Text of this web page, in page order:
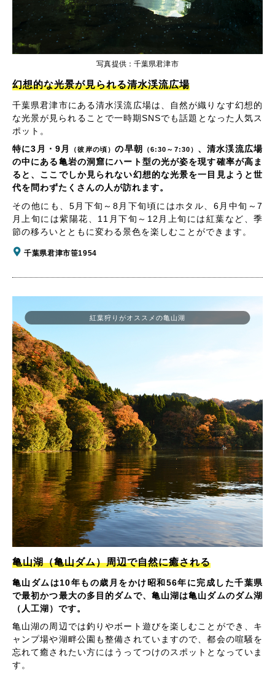
写真提供：千葉県君津市
幻想的な光景が見られる清水渓流広場
千葉県君津市にある清水渓流広場は、自然が織りなす幻想的
な光景が見られることで一時期SNSでも話題となった人気ス
ポット。
特に3月・9月
（彼岸の頃）の早朝 （6:30～7:30） 、清水渓流広場
の中にある亀岩の洞窟にハート型の光が姿を現す確率が高ま
ると、ここでしか見られない幻想的な光景を一目見ようと世
代を問わずたくさんの人が訪れます。
その他にも、5月下旬～8月下旬頃にはホタル、6月中旬～7
月上旬には紫陽花、11月下旬～12月上旬には紅葉など、季
節の移ろいとともに変わる景色を楽しむことができます。
千葉県君津市笹1954
亀山湖（亀山ダム）周辺で自然に癒される
亀山ダムは10年もの歳月をかけ昭和56年に完成した千葉県
で最初かつ最大の多目的ダムで、亀山湖は亀山ダムのダム湖
（人工湖）です。
亀山湖の周辺では釣りやボート遊びを楽しむことができ、キ
ャンプ場や湖畔公園も整備されていますので、都会の喧騒を
忘れて癒されたい方にはうってつけのスポットとなっていま
す。
紅葉狩りがオススメの亀山湖